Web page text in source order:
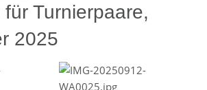
Turnierpaare,
2025